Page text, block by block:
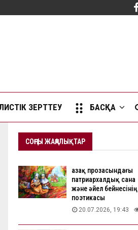
ЗЕРТТЕУ БАСҚА
СОҢҒЫ ЖАҢАЛЫҚТАР
Қазақ прозасындағы
патриархалдық сана
және әйел бейнесінің
поэтикасы
20.07.2026, 19:43